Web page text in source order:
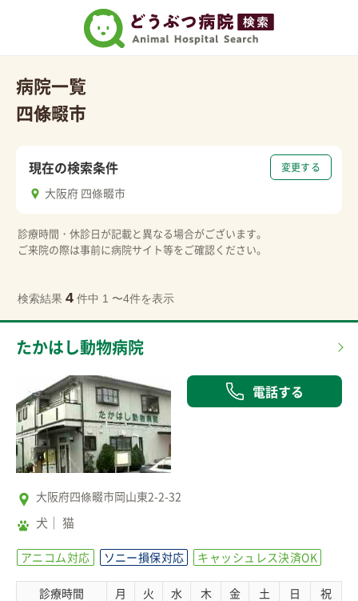
病院一覧
四條畷市
変更する
現在の検索条件
大阪府 四條畷市
診療時間・休診日が記載と異なる場合がございます。
ご来院の際は事前に病院サイト等をご確認ください。
検索結果 4 件中 1 〜4件を表示
たかはし動物病院
電話する
大阪府四條畷市岡山東2-2-32
犬 猫
アニコム対応 ソニー損保対応 キャッシュレス決済OK
診療時間 月 火 水 木 金 土 日 祝